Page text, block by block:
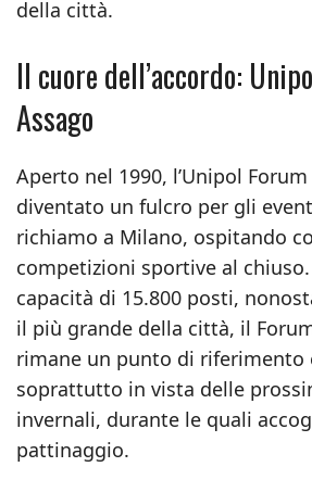
della città.
Il cuore dell’accordo:
Assago
Aperto nel 1990, l’Unipol
diventato un fulcro per gli
richiamo a Milano, ospitando
competizioni sportive al chiuso.
capacità di 15.800 posti,
il più grande della città, il
rimane un punto di riferimento
soprattutto in vista delle
invernali, durante le quali
pattinaggio.